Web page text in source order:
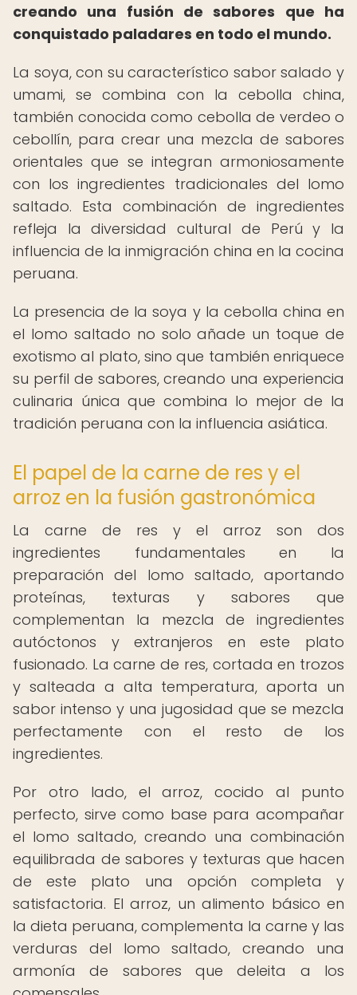
creando una fusión de sabores que ha
conquistado paladares en todo el mundo.
La soya, con su característico sabor salado y
umami, se combina con la cebolla china,
también conocida como cebolla de verdeo o
cebollín, para crear una mezcla de sabores
orientales que se integran armoniosamente
con los ingredientes tradicionales del lomo
saltado. Esta combinación de ingredientes
refleja la diversidad cultural de Perú y la
influencia de la inmigración china en la cocina
peruana.
La presencia de la soya y la cebolla china en
el lomo saltado no solo añade un toque de
exotismo al plato, sino que también enriquece
su perfil de sabores, creando una experiencia
culinaria única que combina lo mejor de la
tradición peruana con la influencia asiática.
El papel de la carne de res y el
arroz en la fusión gastronómica
La carne de res y el arroz son dos
ingredientes fundamentales en la
preparación del lomo saltado, aportando
proteínas, texturas y sabores que
complementan la mezcla de ingredientes
autóctonos y extranjeros en este plato
fusionado. La carne de res, cortada en trozos
y salteada a alta temperatura, aporta un
sabor intenso y una jugosidad que se mezcla
perfectamente con el resto de los
ingredientes.
Por otro lado, el arroz, cocido al punto
perfecto, sirve como base para acompañar
el lomo saltado, creando una combinación
equilibrada de sabores y texturas que hacen
de este plato una opción completa y
satisfactoria. El arroz, un alimento básico en
la dieta peruana, complementa la carne y las
verduras del lomo saltado, creando una
armonía de sabores que deleita a los